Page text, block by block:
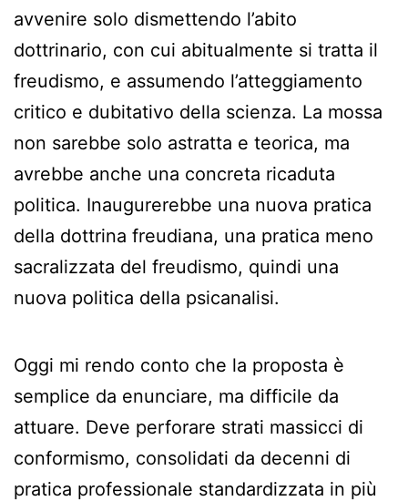
avvenire solo dismettendo l’abito
dottrinario, con cui abitualmente si tratta il
freudismo, e assumendo l’atteggiamento
critico e dubitativo della scienza. La mossa
non sarebbe solo astratta e teorica, ma
avrebbe anche una concreta ricaduta
politica. Inaugurerebbe una nuova pratica
della dottrina freudiana, una pratica meno
sacralizzata del freudismo, quindi una
nuova politica della psicanalisi.
Oggi mi rendo conto che la proposta è
semplice da enunciare, ma difficile da
attuare. Deve perforare strati massicci di
conformismo, consolidati da decenni di
pratica professionale standardizzata in più